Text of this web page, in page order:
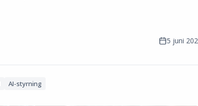
5 juni
AI-styrning